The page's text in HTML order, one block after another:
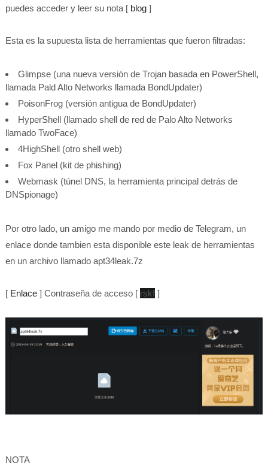
puedes acceder y leer su nota [ blog]
Esta es la supuesta lista de herramientas que fueron filtradas:
Glimpse (una nueva versión de Trojan basada en PowerShell,
llamada Pald Alto Networks llamada BondUpdater)
PoisonFrog (versión antigua de BondUpdater)
HyperShell (llamado shell de red de Palo Alto Networks
llamado TwoFace)
4HighShell (otro shell web)
Fox Panel (kit de phishing)
Webmask (túnel DNS, la herramienta principal detrás de
DNSpionage)
Por otro lado, un amigo me mando por medio de Telegram, un
enlace donde tambien esta disponible este leak de herramientas
en un archivo llamado apt34leak.7z
[ Enlace] Contraseña de acceso [ rskf]
NOTA